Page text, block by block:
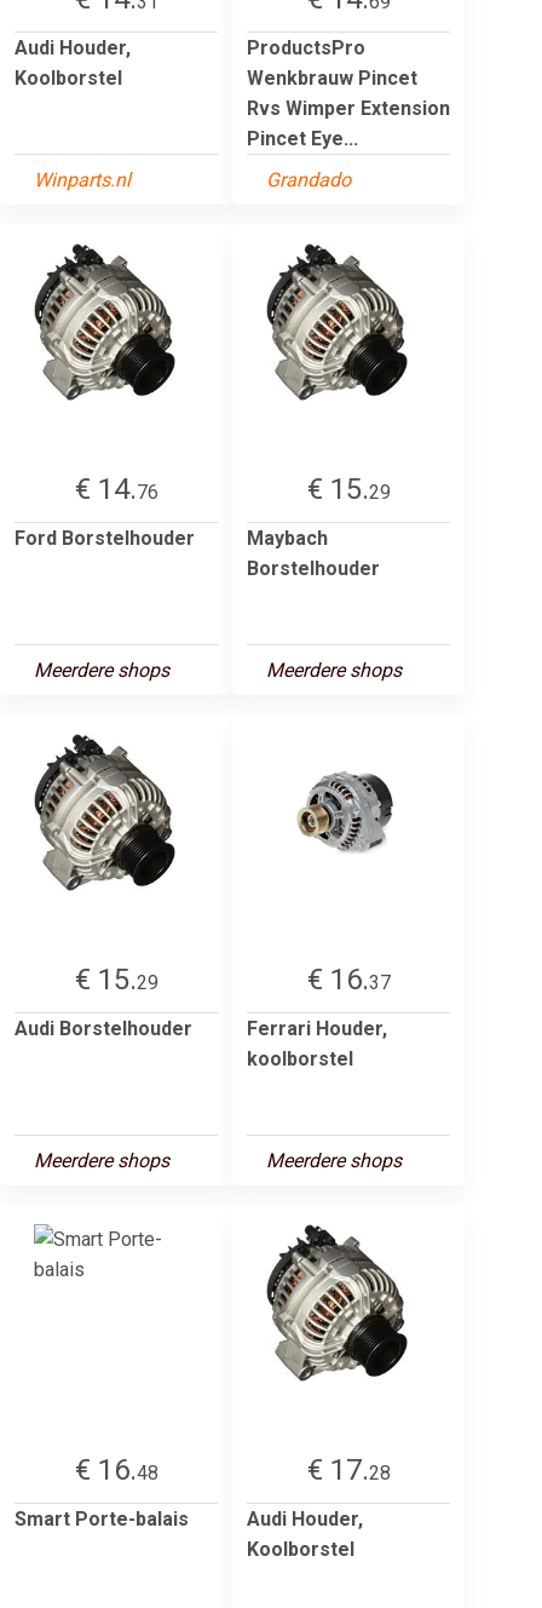
Audi Houder,
Koolborstel
Winparts.nl
ProductsPro
Wenkbrauw Pincet
Rvs Wimper Extension
Pincet Eye...
Grandado
€ 14.76
Ford Borstelhouder
Meerdere shops
€ 15.29
Maybach
Borstelhouder
Meerdere shops
€ 15.29
Audi Borstelhouder
Meerdere shops
€ 16.37
Ferrari Houder,
koolborstel
Meerdere shops
€ 16.48
Smart Porte-balais
€ 17.28
Audi Houder,
Koolborstel